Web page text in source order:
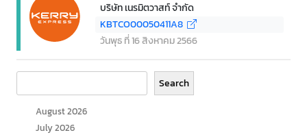
บริษัท เนรมิตวาสท์ จำกัด
KBTCO00050411A8
วันพุธ ที่ 16 สิงหาคม 2566
Search
August 2026
July 2026